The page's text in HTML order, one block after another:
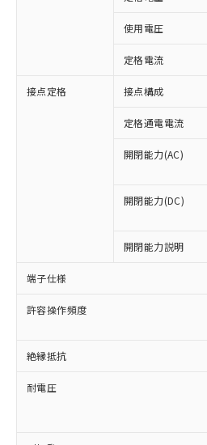
使用電圧
定格電流
接点定格 接点構成
定格通電電流
開閉能力(AC)
開閉能力(DC)
開閉能力説明
端子仕様
許容操作頻度
絶縁抵抗
耐電圧
ご利用条件
以下の条件をお読みいた
ご利用ください。
本サービスは、当
商品の当社在庫状
(税抜)を提供させて
当社制御機器事業
本サービスの対象
ことをご了承くださ
在庫状況および標
記載している更新日
タに基づき作成さ
覧された時点での
準価格とは異なる場
※1 対応状況
対応済み：EU RoHS指
非含有に対応した製品が提
対応予定：EU RoHS指令
有に対応した製品に切り
対応予定なし：EU
非含有に非対応の商品で
定はありません。
調査・確認中：EU
非含有の対応状況を調査
非該当品：ライセンス料
害物質有無と関係のない
仕入先様の事情により、
いたものが、含有品と判
むを得ず変更することが
鉛(Pb) 1000ppm以下、 水銀(Hg)
六価クロム(Cr(Ⅵ)) 1000ppm以下
類(PBB) 1000ppm以下、ポリ臭
(PBDE) 1000ppm以下、フタル
※1 中国RoHS○×表
「○」：最大均質材料含
基準値以下であることを
「×」：最大均質材料含
基準値を超えていること
「－」：未確認です。当
い合わせください。
*中国RoHS10物質の基準値 (GB/
Pb(鉛) :1000ppm、 Hg(水銀) :
Cr(Ⅵ)(六価クロム) : 1000ppm、
当社は、これら貴
為替および外国貿
（以下｢規制貨物等
国政府の輸出許可(
可)を取得するなど